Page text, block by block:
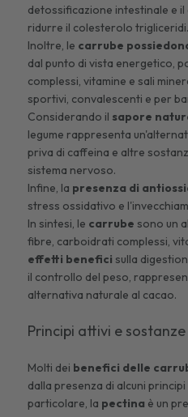
detossificazione intestinale e
ridurre il colesterolo trigliceridi.
Inoltre, le carrube
dal punto di vista energetico,
complessi, vitamine e sali
sportivi, convalescenti e per
Considerando il sapore
legume rappresenta
priva di caffeina e altre
sistema nervoso.
Infine, la presenza di
stress ossidativo e
In sintesi, le carrube sono un
fibre, carboidrati complessi,
effetti benefici sulla
il controllo del peso,
alternativa naturale al cacao.
Principi attivi e
Molti dei benefici delle
dalla presenza di alcuni
particolare, la pectina è un